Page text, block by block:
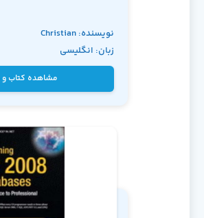
نویسنده: Christian
Gross
زبان: انگلیسی
مشاهده کتاب و